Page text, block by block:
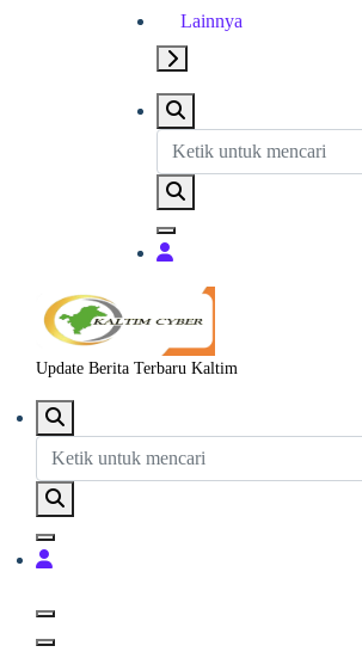
Lainnya
Update Berita Terbaru Kaltim